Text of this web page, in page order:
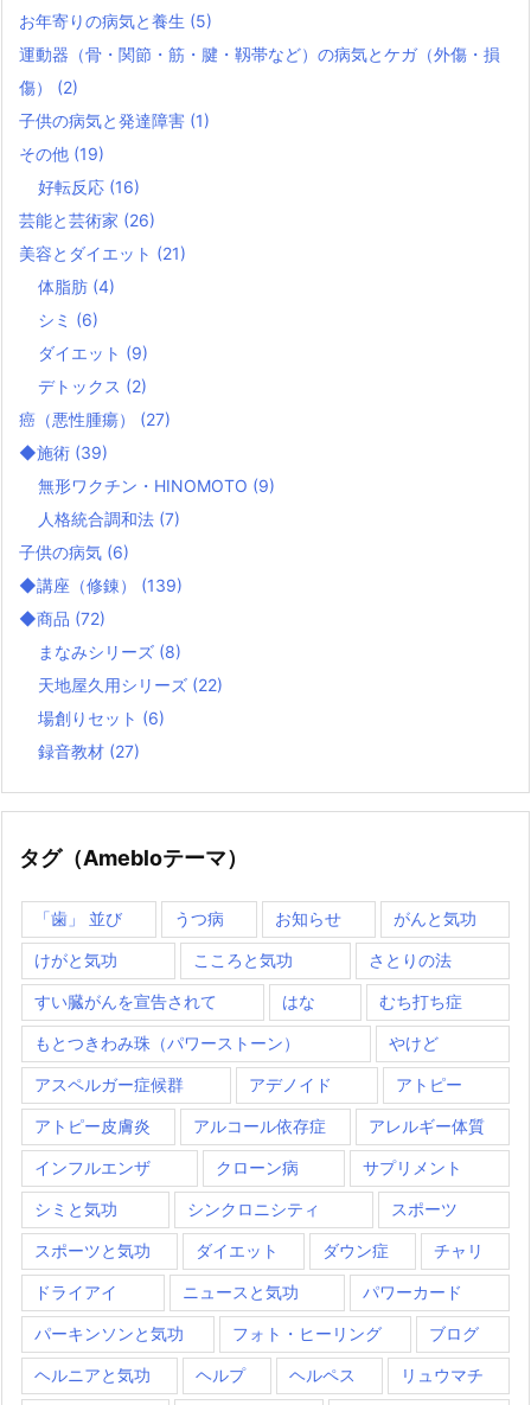
お年寄りの病気と養生 (5)
運動器（骨・関節・筋・腱・靱帯など）の病気とケガ（外傷・損
傷） (2)
子供の病気と発達障害 (1)
その他 (19)
好転反応 (16)
芸能と芸術家 (26)
美容とダイエット (21)
体脂肪 (4)
シミ (6)
ダイエット (9)
デトックス (2)
癌（悪性腫瘍） (27)
◆施術 (39)
無形ワクチン・HINOMOTO (9)
人格統合調和法 (7)
子供の病気 (6)
◆講座（修錬） (139)
◆商品 (72)
まなみシリーズ (8)
天地屋久用シリーズ (22)
場創りセット (6)
録音教材 (27)
タグ（Amebloテーマ）
「歯」 並び うつ病 お知らせ がんと気功
けがと気功 こころと気功 さとりの法
すい臓がんを宣告されて はな むち打ち症
もとつきわみ珠（パワーストーン） やけど
アスペルガー症候群 アデノイド アトピー
アトピー皮膚炎 アルコール依存症 アレルギー体質
インフルエンザ クローン病 サプリメント
シミと気功 シンクロニシティ スポーツ
スポーツと気功 ダイエット ダウン症 チャリ
ドライアイ ニュースと気功 パワーカード
パーキンソンと気功 フォト・ヒーリング ブログ
ヘルニアと気功 ヘルプ ヘルペス リュウマチ